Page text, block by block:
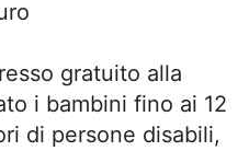
gratuito alla
i bambini fino ai 12
di persone disabili,